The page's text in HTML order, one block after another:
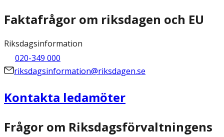
Faktafrågor om riksdagen och EU
Riksdagsinformation
020-349 000
riksdagsinformation@riksdagen.se
Kontakta ledamöter
Frågor om Riksdagsförvaltningens